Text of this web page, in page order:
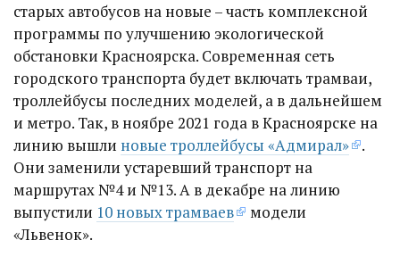
старых автобусов на новые – часть комплексной
программы по улучшению экологической
обстановки Красноярска. Современная сеть
городского транспорта будет включать трамваи,
троллейбусы последних моделей, а в дальнейшем
и метро. Так, в ноябре 2021 года в Красноярске на
линию вышли новые троллейбусы «Адмирал»
.
Они заменили устаревший транспорт на
маршрутах №4 и №13. А в декабре на линию
выпустили 10 новых трамваев
модели
«Львенок».